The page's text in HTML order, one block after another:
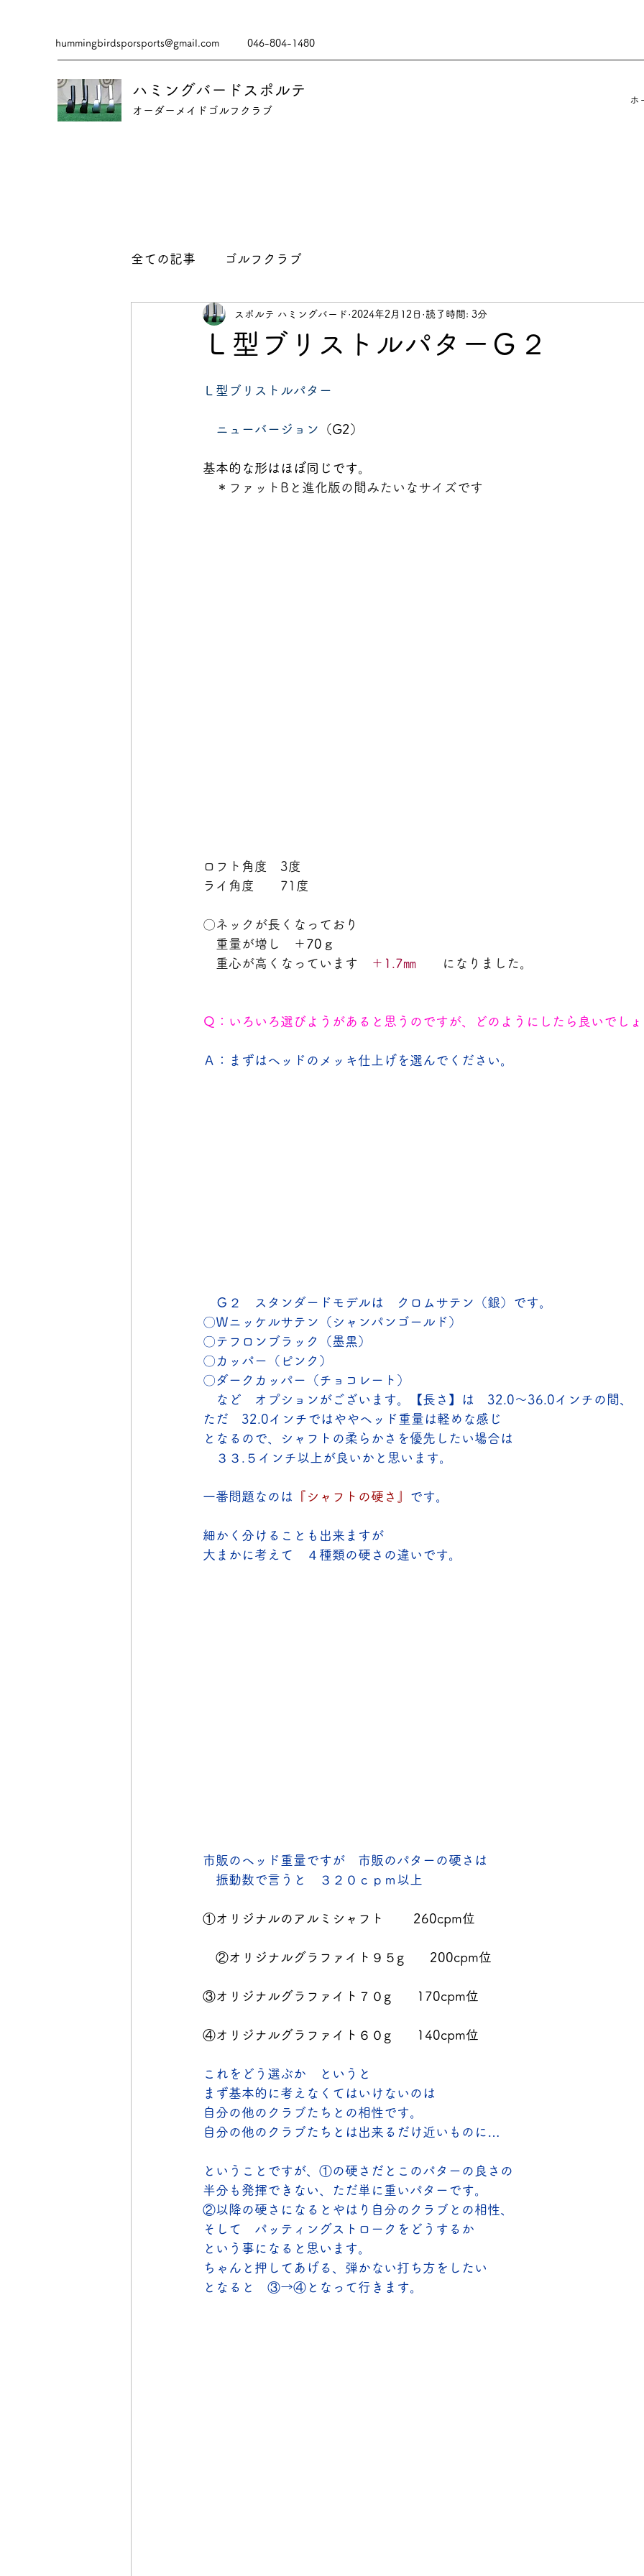
hummingbirdsporsports@gmail.com 046-804-1480
ハミングバードスポルテ
​​オーダーメイドゴルフクラブ
ホ
全ての記事 ゴルフクラブ
Ｌ型ブリストルパターＧ２
スポルテ ハミングバード 2024年2月12日 読了時間: 3分
Ｌ型ブリストルパター
ニューバージョン （G2）
基本的な形はほぼ同じです。
＊ ファットBと進化版の間みたいなサイズです
ロフト角度　3度
ライ角度　　71度
〇ネックが長くなっており
重量が増し
＋70ｇ
重心が高くなっています
＋1.7㎜ になりました。
Ｑ：いろいろ選びようがあると思うのですが、どのようにしたら良いでし
Ａ：まずはヘッドのメッキ仕上げを選んでください。
Ｇ２　スタンダードモデルは　クロムサテン（銀）です。
〇Ｗニッケルサテン（シャンパンゴールド）
〇テフロンブラック（墨黒）
〇カッパー（ピンク）
〇ダークカッパー（チョコレート）
など　オプションがございます。【長さ】は　32.0～36.0インチの間、
ただ　32.0インチではややヘッド重量は軽めな感じ
となるので、シャフトの柔らかさを優先したい場合は
３３.５インチ以上が良いかと思います。
一番問題なのは 『シャフトの硬さ』 です。
細かく分けることも出来ますが
大まかに考えて　４種類の硬さの違いです。
市販のヘッド重量ですが　市販のパターの硬さは
振動数で言うと　３２０ｃｐｍ以上
①オリジナルのアルミシャフト　 　260cpm位
②オリジナルグラファイト９５g　　200cpm位
③オリジナルグラファイト７０g　　170cpm位
④オリジナルグラファイト６０g　　140cpm位
これをどう選ぶか　というと
まず基本的に考えなくてはいけないのは
自分の他のクラブたちとの相性です。
自分の他のクラブたちとは出来るだけ近いものに…
ということですが、①の硬さだとこのパターの良さの
半分も発揮できない、ただ単に重いパターです。
②以降の硬さになるとやはり自分のクラブとの相性、
そして　パッティングストロークをどうするか
という事になると思います。
ちゃんと押してあげる、弾かない打ち方をしたい
となると　③→④となって行きます。